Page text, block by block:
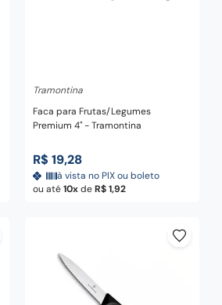
Tramontina
Faca para Frutas/Legumes
Premium 4" - Tramontina
R$ 19,28
à vista no PIX ou boleto
ou até10 deR$ 1,92